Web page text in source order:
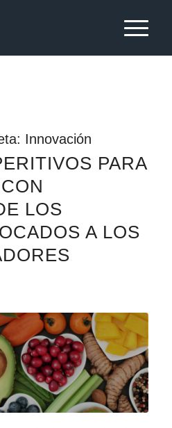
Innovación
PARA
LOS
A LOS